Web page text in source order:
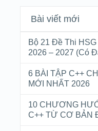
Bài viết mới
Bộ 21 Đề Thi
2026 – 2027 (Có
6 BÀI TẬP C++
MỚI NHẤT 2026
10 CHƯƠNG
C++ TỪ CƠ BẢN